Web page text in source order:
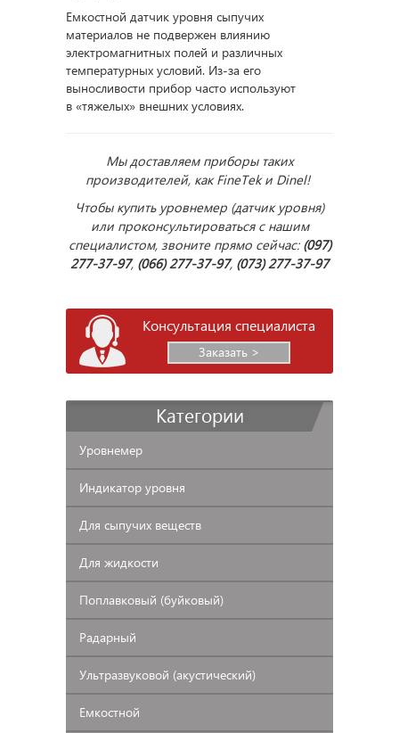
Емкостной датчик уровня сыпучих
материалов не подвержен влиянию
электромагнитных полей и различных
температурных условий. Из-за его
выносливости прибор часто используют
в «тяжелых» внешних условиях.
Мы доставляем приборы таких
производителей, как FineTek и Dinel!
Чтобы купить уровнемер (датчик уровня)
или проконсультироваться с нашим
специалистом, звоните прямо сейчас: (097)
277-37-97, (066) 277-37-97, (073) 277-37-97
Консультация специалиста
Заказать >
Категории
Уровнемер
Индикатор уровня
Для сыпучих веществ
Для жидкости
Поплавковый (буйковый)
Радарный
Ультразвуковой (акустический)
Емкостной